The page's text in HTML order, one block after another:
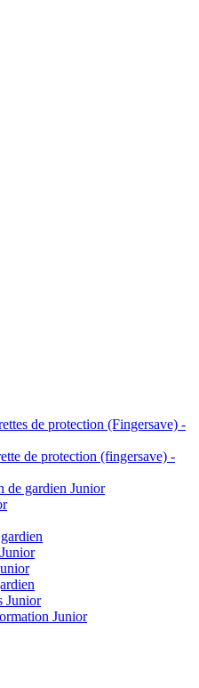
de protection (Fingersave) -
de protection (fingersave) -
de gardien Junior
Junior
Junior